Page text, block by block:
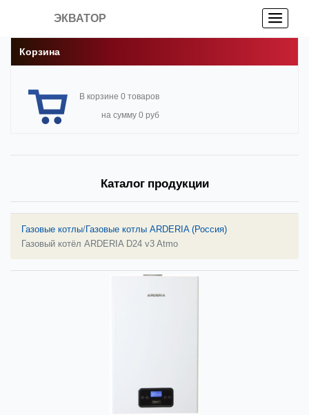
ЭКВАТОР
Корзина
В корзине 0 товаров
на сумму 0 руб
Каталог продукции
Газовые котлы/Газовые котлы ARDERIA (Россия)
Газовый котёл ARDERIA D24 v3 Atmo